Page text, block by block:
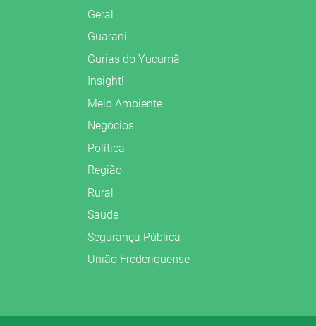
Geral
Guarani
Gurias do Yucumã
Insight!
Meio Ambiente
Negócios
Política
Região
Rural
Saúde
Segurança Pública
União Frederiquense